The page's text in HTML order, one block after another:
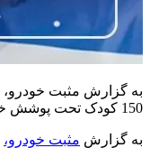
150 کودک تحت پوشش خیریه مهرآفرین با دعوت ام‌ وی‌ ام به هلیوم پارک ایران مال رفتند و در یک […]
به گزارش مثبت خودرو،